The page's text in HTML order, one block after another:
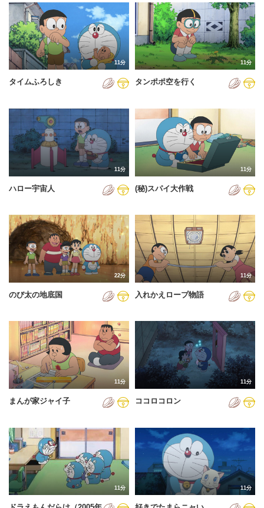
2024年
2025年
2026年
11分
タイムふろしき
11分
タンポポ空を行く
11分
ハロー宇宙人
11分
(秘)スパイ大作戦
22分
のび太の地底国
11分
入れかえロープ物語
11分
まんが家ジャイ子
11分
ココロコロン
11分 11分